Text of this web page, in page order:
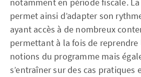
permet ainsi d’adapter son
ayant accès à de nombreux
permettant à la fois de reprendre
notions du programme mais
s’entraîner sur des cas pratiques